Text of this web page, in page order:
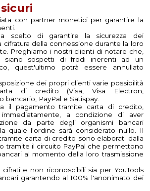
con partner monetici per garantire la
scelto di garantire la sicurezza dei
cifratura della connessione durante la loro
Preghiamo i nostri clienti di notare che,
sospetti di frodi inerenti ad un
quest'ultimo potrà essere annullato
dei propri clienti varie possibilità
di credito (Visa, Visa Electron,
bancario, PayPal e Satispay.
il pagamento tramite carta di credito,
a condizione di aver
da parte degli organismi bancari
quale l'ordine sarà considerato nullo. Il
carta di credito sono elaborati dalla
tramite il circuito PayPal che permettono
al momento della loro trasmissione
e non riconoscibili sia per YouTools
garantendo al 100% l'anonimato dei